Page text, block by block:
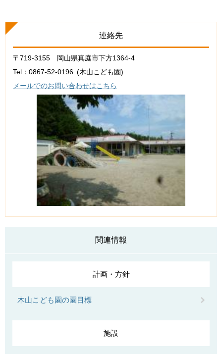
連絡先
〒719-3155 岡山県真庭市下方1364-4
Tel：0867-52-0196
木山こども園
メールでのお問い合わせはこちら
関連情報
計画・方針
木山こども園の園目標
施設